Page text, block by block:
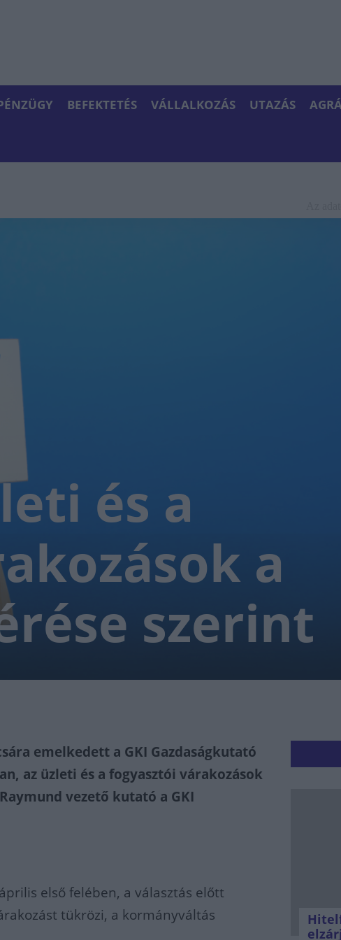
BEFEKTETÉS VÁLLALKOZÁS UTAZÁS
és a
a
szerint
emelkedett a GKI Gazdaságkutató
az üzleti és a fogyasztói várakozások
vezető kutató a GKI
első felében, a választás előtt
tükrözi, a kormányváltás